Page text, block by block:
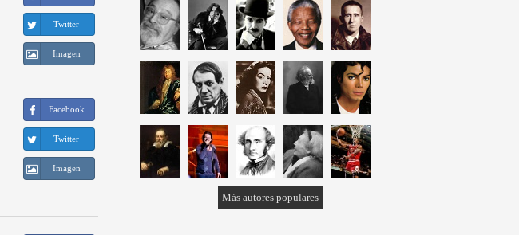
Twitter
Imagen
Facebook
Twitter
Imagen
Más autores populares